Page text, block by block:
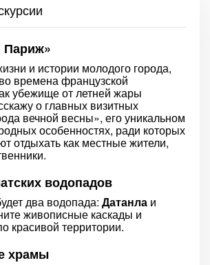
Париж»
и истории молодого города,
времена французской
убежище от летней жары
о главных визитных
вечной весны», его уникальном
особенностях, ради которых
отдыхать как местные жители,
водопадов
два водопада: Датанла и
живописные каскады и
красивой территории.
храмы